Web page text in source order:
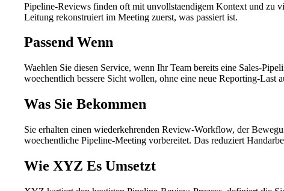
Pipeline-Reviews finden oft mit unvollstaendigem Kontext und zu
Leitung rekonstruiert im Meeting zuerst, was passiert ist.
Passend Wenn
Waehlen Sie diesen Service, wenn Ihr Team bereits eine Sales-
woechentlich bessere Sicht wollen, ohne eine neue Reporting-Last
Was Sie Bekommen
Sie erhalten einen wiederkehrenden Review-Workflow, der
woechentliche Pipeline-Meeting vorbereitet. Das reduziert
Wie XYZ Es Umsetzt